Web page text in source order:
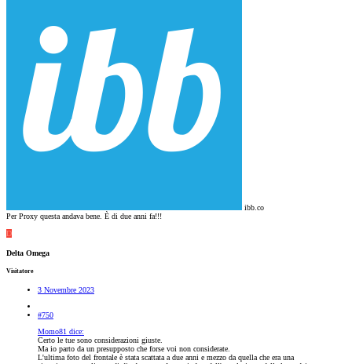
ibb.co
Per Proxy questa andava bene. È di due anni fa!!!
D
Delta Omega
Visitatore
3 Novembre 2023
#750
Momo81 dice:
Certo le tue sono considerazioni giuste.
Ma io parto da un presupposto che forse voi non considerate.
L'ultima foto del frontale è stata scattata a due anni e mezzo da quella che era una